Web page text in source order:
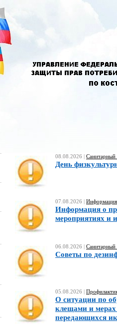
08.08.2026 | Санитарный
День
07.08.2026 | Информация
Информация о
мероприятиях и
06.08.2026 | Санитарный
Советы по
05.08.2026 |
О ситуации по
клещами и
передающихся